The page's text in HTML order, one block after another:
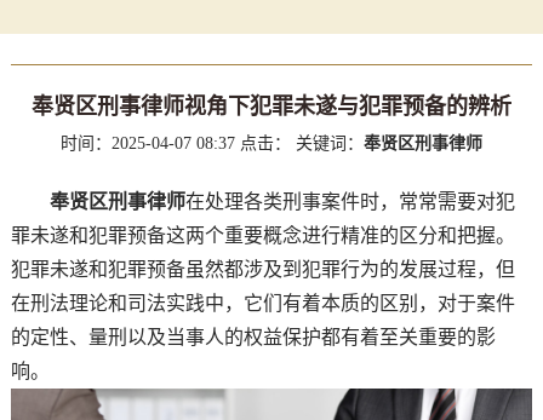
奉贤区刑事律师视角下犯罪未遂与犯罪预备的辨析
时间：2025-04-07 08:37 点击： 关键词： 奉贤区刑事律师
奉贤区刑事律师在处理各类刑事案件时，常常需要对犯
罪未遂和犯罪预备这两个重要概念进行精准的区分和把握。
犯罪未遂和犯罪预备虽然都涉及到犯罪行为的发展过程，但
在刑法理论和司法实践中，它们有着本质的区别，对于案件
的定性、量刑以及当事人的权益保护都有着至关重要的影
响。